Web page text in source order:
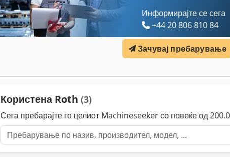
Информирајте се сега
+44 20 806 810 84
Зачувај пребарување
Користена Roth (3)
Сега пребарајте го целиот Machineseeker со повеќе од